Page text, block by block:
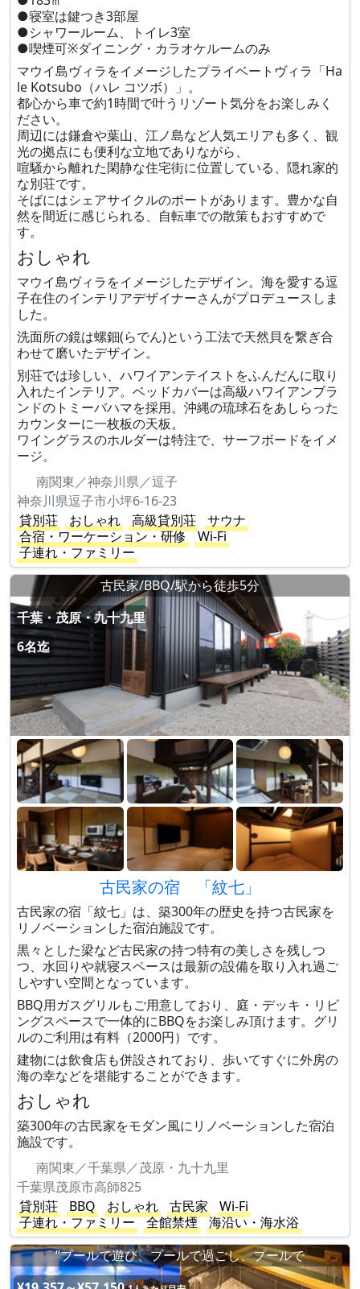
●寝室は鍵つき3部屋
●シャワールーム、トイレ3室
●喫煙可※ダイニング・カラオケルームのみ
マウイ島ヴィラをイメージしたプライベートヴィラ「Ha
le Kotsubo（ハレ コツボ）」。
都心から車で約1時間で叶うリゾート気分をお楽しみく
ださい。
周辺には鎌倉や葉山、江ノ島など人気エリアも多く、観
光の拠点にも便利な立地でありながら、
喧騒から離れた閑静な住宅街に位置している、隠れ家的
な別荘です。
そばにはシェアサイクルのポートがあります。豊かな自
然を間近に感じられる、自転車での散策もおすすめで
す。
おしゃれ
マウイ島ヴィラをイメージしたデザイン。海を愛する逗
子在住のインテリアデザイナーさんがプロデュースしま
した。
洗面所の鏡は螺鈿(らでん)という工法で天然貝を繋ぎ合
わせて磨いたデザイン。
別荘では珍しい、ハワイアンテイストをふんだんに取り
入れたインテリア。ベッドカバーは高級ハワイアンブラ
ンドのトミーバハマを採用。沖縄の琉球石をあしらった
カウンターに一枚板の天板。
ワイングラスのホルダーは特注で、サーフボードをイメ
ージ。
南関東／神奈川県／逗子
神奈川県逗子市小坪6‐16‐23
貸別荘
おしゃれ 高級貸別荘
サウナ
合宿・ワーケーション・研修
Wi-Fi
子連れ・ファミリー
古民家/BBQ/駅から徒歩5分
千葉・茂原・九十九里
6名迄
古民家の宿 「紋七」
古民家の宿「紋七」は、築300年の歴史を持つ古民家を
リノベーションした宿泊施設です。
黒々とした梁など古民家の持つ特有の美しさを残しつ
つ、水回りや就寝スペースは最新の設備を取り入れ過ご
しやすい空間となっています。
BBQ用ガスグリルもご用意しており、庭・デッキ・リビ
ングスペースで一体的にBBQをお楽しみ頂けます。グリ
ルのご利用は有料（2000円）です。
建物には飲食店も併設されており、歩いてすぐに外房の
海の幸などを堪能することができます。
おしゃれ
築300年の古民家をモダン風にリノベーションした宿泊
施設です。
南関東／千葉県／茂原・九十九里
千葉県茂原市高師825
貸別荘
BBQ おしゃれ 古民家
Wi-Fi
子連れ・ファミリー
全館禁煙
海沿い・海水浴
“プールで遊び、プールで過ごし、プールで